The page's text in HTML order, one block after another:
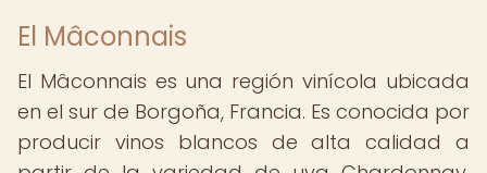
El Mâconnais
El Mâconnais es una región vinícola ubicada
en el sur de Borgoña, Francia. Es conocida por
producir vinos blancos de alta calidad a